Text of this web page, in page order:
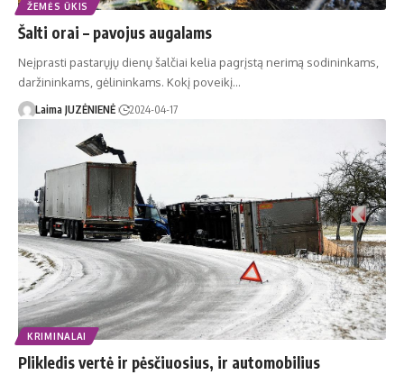
ŽEMĖS ŪKIS
Šalti orai – pavojus augalams
Neįprasti pastarųjų dienų šalčiai kelia pagrįstą nerimą sodininkams,
daržininkams, gėlininkams. Kokį poveikį…
Laima JUZĖNIENĖ 2024-04-17
KRIMINALAI
Plikledis vertė ir pėsčiuosius, ir automobilius